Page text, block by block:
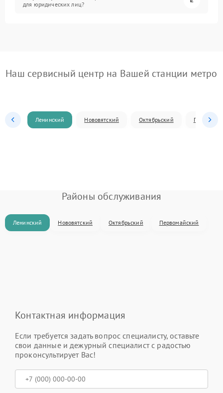
для юридических лиц?
Наш сервисный центр на Вашей станции метро
Ленинский Нововятский Октябрьский
Районы обслуживания
Ленинский Нововятский Октябрьский Первомайский
Контактная информация
Если требуется задать вопрос специалисту, оставьте
свои данные и дежурный специалист с радостью
проконсультирует Вас!